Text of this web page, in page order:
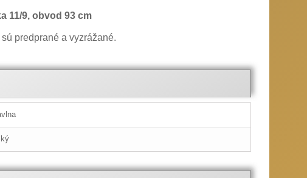
11/9, obvod 93 cm
predprané a vyzrážané.